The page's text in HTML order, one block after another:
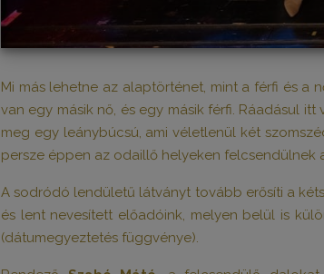
Mi más lehetne az alaptörténet, mint a férfi és a
van egy másik nő, és egy másik férfi. Ráadásul
meg egy leánybúcsú, ami véletlenül két
persze éppen az odaillő helyeken felcsendülnek
A sodródó lendületű látványt tovább erősíti a
és lent nevesített előadóink, melyen belül is
(dátumegyeztetés függvénye).